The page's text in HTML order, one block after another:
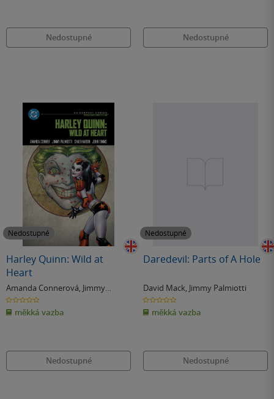
Nedostupné Nedostupné
Nedostupné
Harley Quinn: Wild at
Heart
Amanda Connerová, Jimmy
Palmiotti
0.0
z
5
hvězdiček
měkká vazba
Nedostupné
Nedostupné
Daredevil: Parts of A Hole
David Mack, Jimmy Palmiotti
0.0
z
5
hvězdiček
měkká vazba
Nedostupné